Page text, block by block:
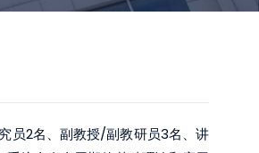
员2名、副教授/副教研员3名、讲